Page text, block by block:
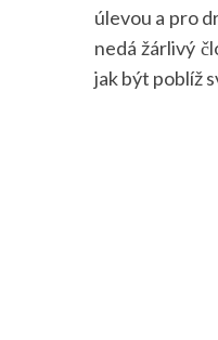
úlevou a pro
nedá žárlivý
jak být poblíž